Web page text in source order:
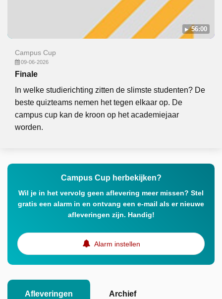
56:00
Campus Cup
09-06-2026
Finale
In welke studierichting zitten de slimste studenten? De
beste quizteams nemen het tegen elkaar op. De
campus cup kan de kroon op het academiejaar
worden.
Campus Cup herbekijken?
Wil je in het vervolg geen aflevering meer missen? Stel
gratis een alarm in en ontvang een e-mail als er nieuwe
afleveringen zijn. Handig!
Alarm instellen
Afleveringen Archief